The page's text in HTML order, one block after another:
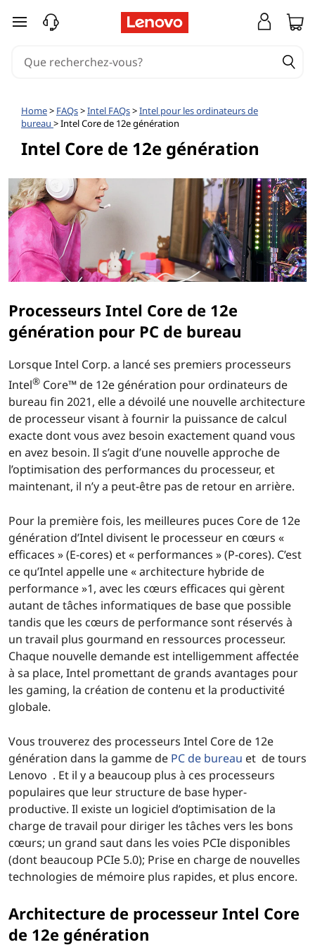
passer au contenu principal
Home> FAQs>Intel FAQs>Intel pour les ordinateurs de
bureau > Intel Core de 12e génération
Intel Core de 12e génération
Processeurs Intel Core de 12e
génération pour PC de bureau
Lorsque Intel Corp. a lancé ses premiers processeurs
Intel® Core™ de 12e génération pour ordinateurs de
bureau fin 2021, elle a dévoilé une nouvelle architecture
de processeur visant à fournir la puissance de calcul
exacte dont vous avez besoin exactement quand vous
en avez besoin. Il s’agit d’une nouvelle approche de
l’optimisation des performances du processeur, et
maintenant, il n’y a peut-être pas de retour en arrière.
Pour la première fois, les meilleures puces Core de 12e
génération d’Intel divisent le processeur en cœurs «
efficaces » (E-cores) et « performances » (P-cores). C’est
ce qu’Intel appelle une « architecture hybride de
performance »1, avec les cœurs efficaces qui gèrent
autant de tâches informatiques de base que possible
tandis que les cœurs de performance sont réservés à
un travail plus gourmand en ressources processeur.
Chaque nouvelle demande est intelligemment affectée
à sa place, Intel promettant de grands avantages pour
les gaming, la création de contenu et la productivité
globale.
Vous trouverez des processeurs Intel Core de 12e
génération dans la gamme de PC de bureau et de tours
Lenovo . Et il y a beaucoup plus à ces processeurs
populaires que leur structure de base hyper-
productive. Il existe un logiciel d’optimisation de la
charge de travail pour diriger les tâches vers les bons
cœurs; un grand saut dans les voies PCIe disponibles
(dont beaucoup PCIe 5.0); Prise en charge de nouvelles
technologies de mémoire plus rapides, et plus encore.
Architecture de processeur Intel Core
de 12e génération